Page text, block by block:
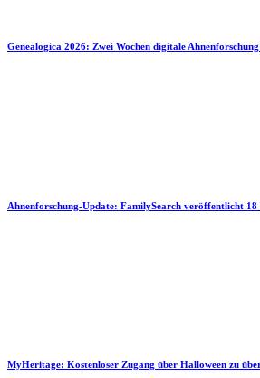
Genealogica 2026: Zwei Wochen digitale
Ahnenforschung-Update: FamilySearch veröffentlicht 18
MyHeritage: Kostenloser Zugang über Halloween zu